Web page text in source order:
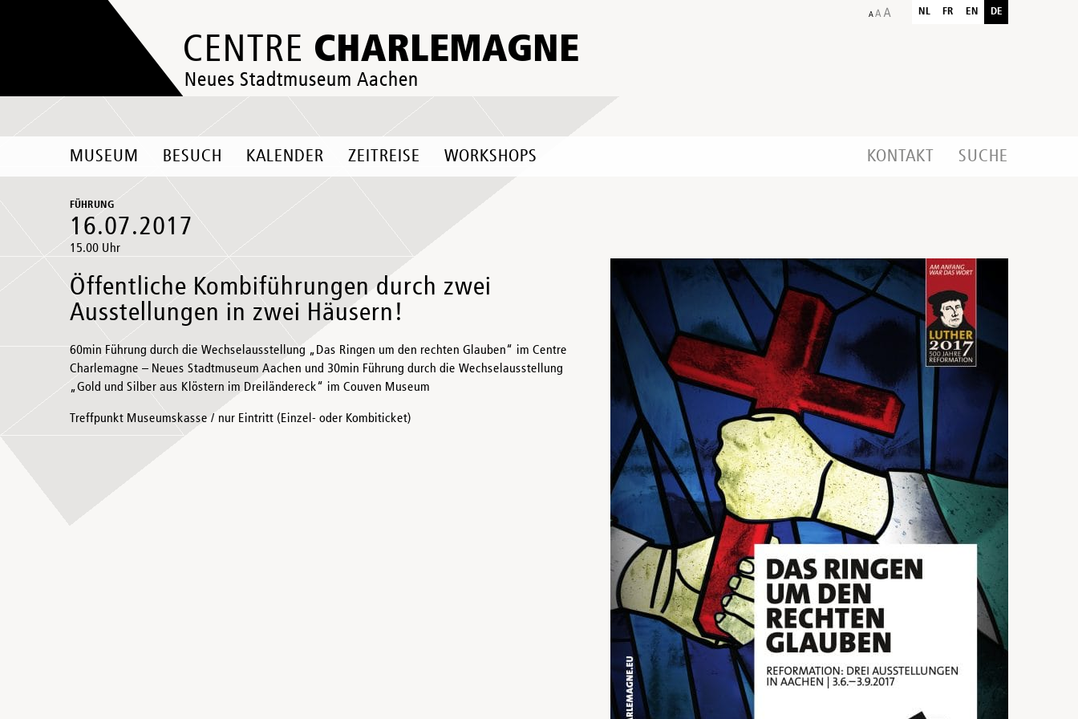
CENTRE CHARLEMAGNE
Neues Stadtmuseum Aachen
NL FR EN DE
MUSEUM BESUCH KALENDER ZEITREISE WORKSHOPS KONTAKT SUCHE
FÜHRUNG
16.07.2017
15.00 Uhr
Öffentliche Kombiführungen durch zwei
Ausstellungen in zwei Häusern!
60min Führung durch die Wechselausstellung „Das Ringen um den rechten Glauben“ im Centre
Charlemagne – Neues Stadtmuseum Aachen und 30min Führung durch die Wechselausstellung
„Gold und Silber aus Klöstern im Dreiländereck“ im Couven Museum
Treffpunkt Museumskasse / nur Eintritt (Einzel- oder Kombiticket)